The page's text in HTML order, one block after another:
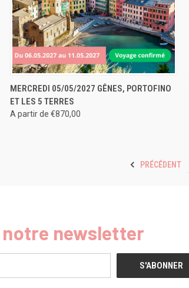
APERÇU RAPIDE RÉSERVER
MERCREDI 05/05/2027 GÊNES, PORTOFINO
ET LES 5 TERRES
A partir de €870,00
PRÉCÉDENT
newsletter